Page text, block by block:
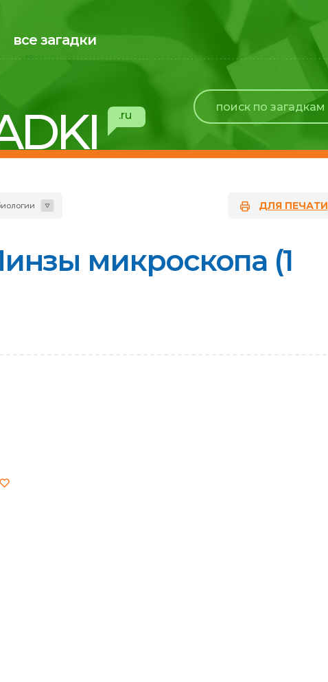
все загадки
.ru
ДЛЯ ПЕЧАТИ
микроскопа (1